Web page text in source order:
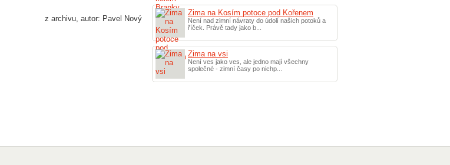
z archivu, autor: Pavel Nový
Zima na Kosím potoce pod Kořenem
Není nad zimní návraty do údolí našich potoků a
říček. Právě tady jako b...
Zima na vsi
Není ves jako ves, ale jedno mají všechny
společné - zimní časy po nichp...